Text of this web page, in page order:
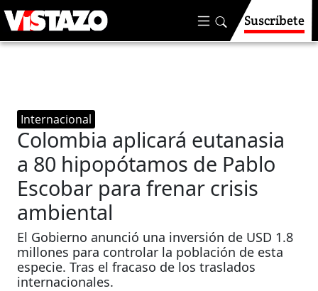
Suscríbete
Internacional
Colombia aplicará eutanasia
a 80 hipopótamos de Pablo
Escobar para frenar crisis
ambiental
El Gobierno anunció una inversión de USD 1.8
millones para controlar la población de esta
especie. Tras el fracaso de los traslados
internacionales.